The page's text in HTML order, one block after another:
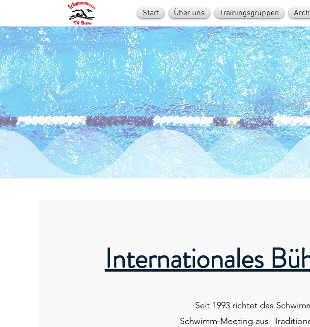
Start Über uns Trainingsgruppen
Internationales
Seit 1993 richtet das
Schwimm-Meeting aus.